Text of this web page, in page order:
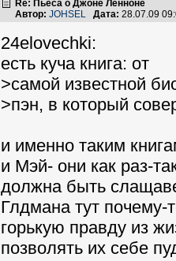
Re: Пьеса о Джоне Ленноне
Автор: JOHSEL Дата: 28.07.09
24elovechki:
есть куча книга: от
>самой известной
>пэн, в который
и именно таким
и Мэй- они как раз-
должна быть
Глдмана тут почему-
горькую правду из
позволять их себе